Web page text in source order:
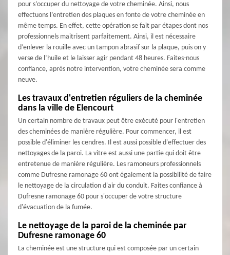
pour s’occuper du nettoyage de votre cheminée. Ainsi, nous
effectuons l’entretien des plaques en fonte de votre cheminée en
même temps. En effet, cette opération se fait par étapes dont nos
professionnels maitrisent parfaitement. Ainsi, il est nécessaire
d’enlever la rouille avec un tampon abrasif sur la plaque, puis on y
verse de l’huile et le laisser agir pendant 48 heures. Faites-nous
confiance, après notre intervention, votre cheminée sera comme
neuve.
Les travaux d'entretien réguliers de la cheminée
dans la ville de Elencourt
Un certain nombre de travaux peut être exécuté pour l'entretien
des cheminées de manière régulière. Pour commencer, il est
possible d'éliminer les cendres. Il est aussi possible d'effectuer des
nettoyages de la paroi. La vitre est aussi une partie qui doit être
entretenue de manière régulière. Les ramoneurs professionnels
comme Dufresne ramonage 60 ont également la possibilité de faire
le nettoyage de la circulation d'air du conduit. Faites confiance à
Dufresne ramonage 60 pour s'occuper de votre structure
d'évacuation de la fumée.
Le nettoyage de la paroi de la cheminée par
Dufresne ramonage 60
La cheminée est une structure qui est composée par un certain